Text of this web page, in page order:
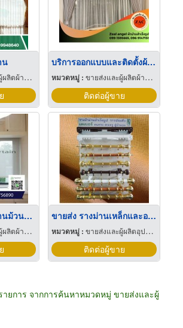
น
ตผ้าม่าน
บริการออกแบบและติดตั้งผ้าม่านใกล้ฉัน
หมวดหมู่ :ขายส่งและผู้ผลิตผ้าม่าน
ติดต่อผู้ขาย
จำหน่ายรับติดตั้งม่านม้วนและม่านปรับแสง
ตผ้าม่าน
ขายส่ง รางม่านเหล็กและอลูมิเนียม
หมวดหมู่ :ขายส่งและผู้ผลิตอุปกรณ์การติดม่าน
ติดต่อผู้ขาย
ายการ จากการค้นหาหมวดหมู่ ขายส่งและผู้